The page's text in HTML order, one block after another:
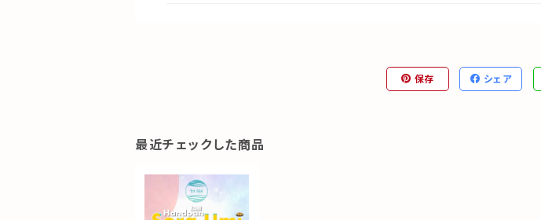
保存 シェア
最近チェックした商品